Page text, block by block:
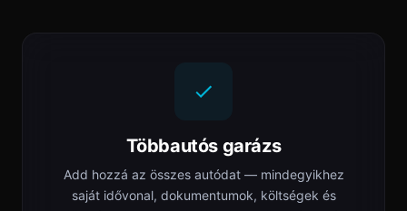
Többautós garázs
Add hozzá az összes autódat — mindegyikhez
saját idővonal, dokumentumok, költségek és